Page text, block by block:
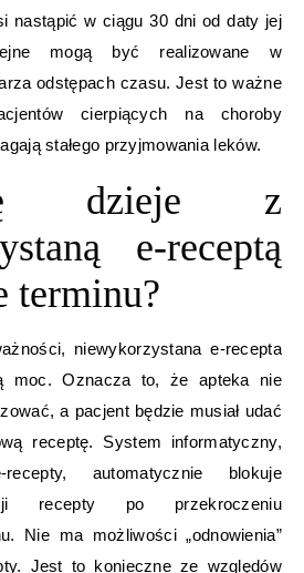
nastąpić w ciągu 30 dni od daty jej
mogą być realizowane w
odstępach czasu. Jest to ważne
cierpiących na choroby
stałego przyjmowania leków.
dzieje z
e-receptą
terminu?
niewykorzystana e-recepta
moc. Oznacza to, że apteka nie
a pacjent będzie musiał udać
receptę. System informatyczny,
automatycznie blokuje
recepty po przekroczeniu
Nie ma możliwości „odnowienia”
Jest to konieczne ze względów